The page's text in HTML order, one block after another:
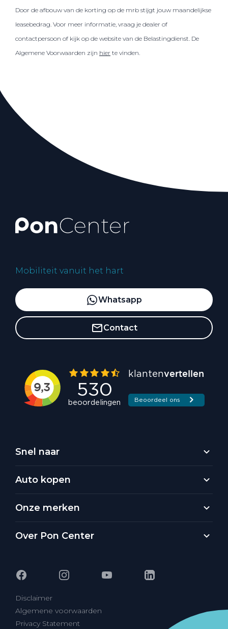
Door de afbouw van de korting op de mrb stijgt jouw maandelijkse
leasebedrag. Voor meer informatie, vraag je dealer of
contactpersoon of kijk op de website van de Belastingdienst. De
Algemene Voorwaarden zijn hier te vinden.
Mobiliteit vanuit het hart
Whatsapp
Contact
Snel naar
Auto kopen
Onze merken
Over Pon Center
Disclaimer
Algemene voorwaarden
Privacy Statement